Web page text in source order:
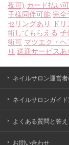
夜可) カード払い可
子様同伴可能 完全
セリングあり
ド
術してもらえる 子
術可 マツエク・
り 送迎サービスあ
ネイルサロン運営
ネイルサロンガイ
よくある質問と答え
お問い合わせ